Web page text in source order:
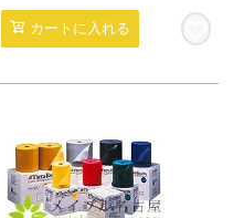
カートに入れる